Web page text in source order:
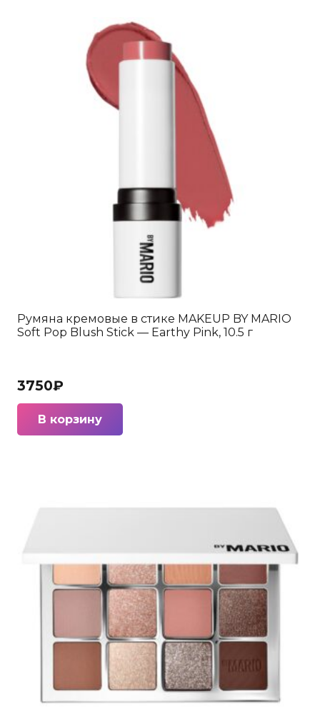
Румяна кремовые в стике MAKEUP BY MARIO
Soft Pop Blush Stick — Earthy Pink, 10.5 г
3750₽
В корзину